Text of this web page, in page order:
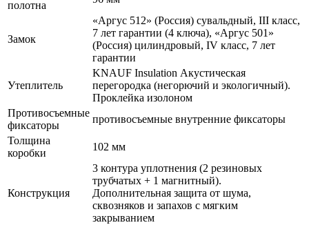
полотна
Замок
«Аргус 512» (Россия) сувальдный, III класс,
7 лет гарантии (4 ключа), «Аргус 501»
(Россия) цилиндровый, IV класс, 7 лет
гарантии
Утеплитель
KNAUF Insulation Акустическая
перегородка (негорючий и экологичный).
Проклейка изолоном
Противосъемные
фиксаторы
противосъемные внутренние фиксаторы
Толщина
коробки
102 мм
Конструкция
3 контура уплотнения (2 резиновых
трубчатых + 1 магнитный).
Дополнительная защита от шума,
сквозняков и запахов с мягким
закрыванием